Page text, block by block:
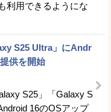
利用できるようにな
S25 Ultra」にAndr
供を開始
S25」「Galaxy S
16のOSアップ